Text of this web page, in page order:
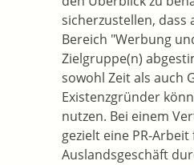
sicherzustellen, dass
Bereich "Werbung
Zielgruppe(n)
sowohl Zeit als auch
Existenzgründer
nutzen. Bei einem
gezielt eine PR-Arbeit
Auslandsgeschäft